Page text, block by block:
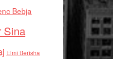
Bebja
Sina
Elmi Berisha